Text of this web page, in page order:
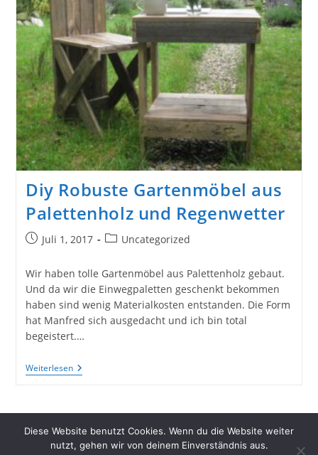
Diy Robuste Gartenmöbel aus
Palettenholz und Regenwetter
BeitragJuli 1, 2017
Beitrags-
Uncategorized
Wir haben tolle Gartenmöbel aus Palettenholz gebaut.
Und da wir die Einwegpaletten geschenkt bekommen
haben sind wenig Materialkosten entstanden. Die Form
hat Manfred sich ausgedacht und ich bin total
begeistert.…
WeiterlesenDiy
Robuste
Palettenholz
Und
Regenwetter
Diese Website benutzt Cookies. Wenn du die Website weiter
nutzt, gehen wir von deinem Einverständnis aus.